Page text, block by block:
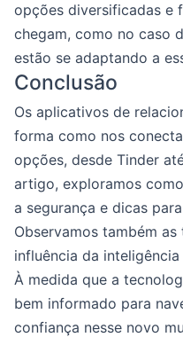
opções diversificadas e
chegam, como no caso
estão se adaptando a
Conclusão
Os aplicativos de
forma como nos
opções, desde Tinder
artigo, exploramos
a segurança e dicas
Observamos também
influência da
À medida que a
bem informado para
confiança nesse novo